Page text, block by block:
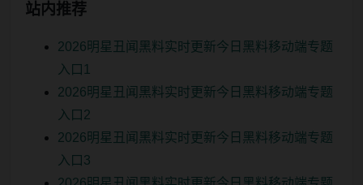
站内推荐
2026明星丑闻黑料实时更新今日黑料移动端专题
入口1
2026明星丑闻黑料实时更新今日黑料移动端专题
入口2
2026明星丑闻黑料实时更新今日黑料移动端专题
入口3